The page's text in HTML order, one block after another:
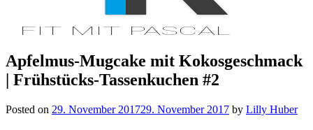
Apfelmus-Mugcake mit Kokosgeschmack
| Frühstücks-Tassenkuchen #2
Posted on 29. November 201729. November 2017 by Lilly Huber